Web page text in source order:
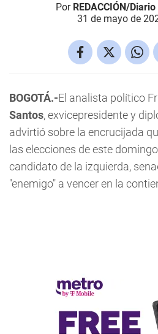
Por REDACCIÓN/
31 de mayo de
BOGOTÁ.-El analista político
Santos, exvicepresidente y
advirtió sobre la encrucijada
las elecciones de este
candidato de la izquierda,
"enemigo" a vencer en la